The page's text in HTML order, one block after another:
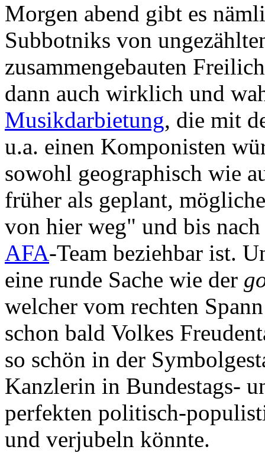
Morgen abend gibt es
Subbotniks von
zusammengebauten
dann auch wirklich und
Musikdarbietung, die mit
u.a. einen Komponisten
sowohl geographisch wie
früher als geplant,
von hier weg" und bis
AFA-Team beziehbar ist.
eine runde Sache wie der
welcher vom rechten
schon bald Volkes
so schön in der
Kanzlerin in Bundestags-
perfekten politisch-
und verjubeln könnte.